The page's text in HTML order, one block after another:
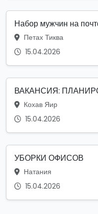
Набор мужчин на
Петах Тиква
15.04.2026
ВАКАНСИЯ:
Кохав Яир
15.04.2026
УБОРКИ ОФИСОВ
Натания
15.04.2026